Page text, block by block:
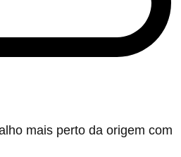
mais perto da origem com